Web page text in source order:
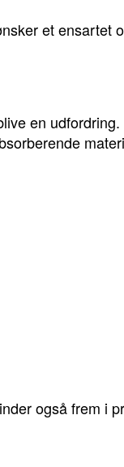
et ensartet
en
også frem i